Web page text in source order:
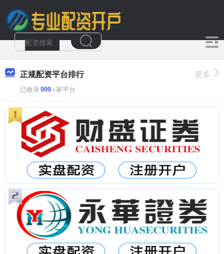
正规配资平台排行
已收录999+家平台
更多